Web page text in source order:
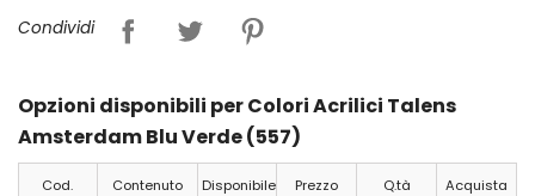
Condividi
Opzioni disponibili per Colori Acrilici Talens
Amsterdam Blu Verde (557)
Cod. Contenuto Disponibile Prezzo Q.tà Acquista